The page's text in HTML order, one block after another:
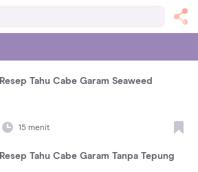
Resep Tahu Cabe Garam Seaweed
15 menit
Resep Tahu Cabe Garam Tanpa Tepung